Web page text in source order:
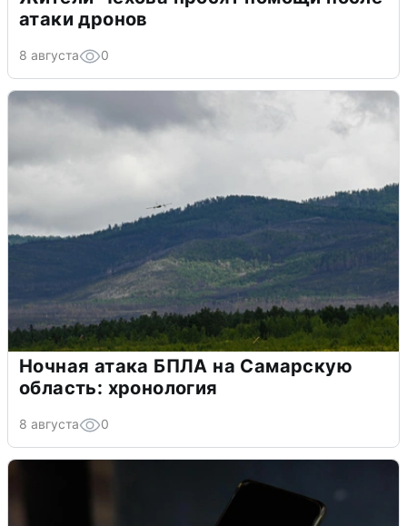
атаки дронов
8 августа 0
Ночная атака БПЛА на Самарскую
область: хронология
8 августа 0